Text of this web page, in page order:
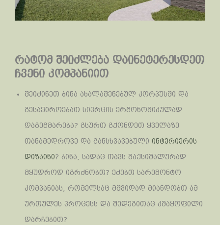
რატომ შეიძლება დაინეტერესდეთ
ჩვენი კომპანიით
შეიძინეთ ბინა ახალაშენებულ კორპუსში და
გესაჭიროებათ სივრცის ერგონომიკულად
დაგეგმარება? გსურთ გქონდეთ ყველაზე
თანამედროვე და განსხვავებული ინტერიერის
დიზაინი? ბინა, სადაც თავს მაქსიმალურად
მყუდროდ იგრძნობთ? ეძებთ სარემონტო
კომპანიას, რომელსაც მშვიდად მიანდობთ ამ
ურთულეს პროცესს და შედეგითაც კმაყოფილი
დარჩებით?